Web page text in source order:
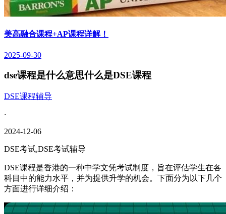
美高融合课程+AP课程详解！
2025-09-30
dse课程是什么意思什么是DSE课程
DSE课程辅导
·
2024-12-06
DSE考试,DSE考试辅导
DSE课程是香港的一种中学文凭考试制度，旨在评估学生在各
科目中的能力水平，并为提供升学的机会。下面分为以下几个
方面进行详细介绍：